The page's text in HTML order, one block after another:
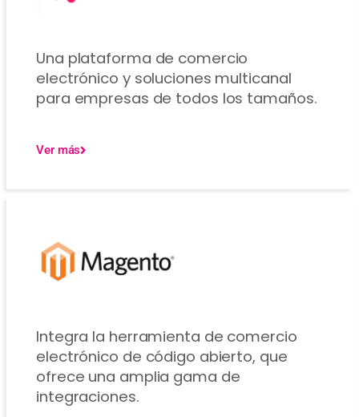
Una plataforma de comercio
electrónico y soluciones multicanal
para empresas de todos los tamaños.
Ver más
Integra la herramienta de comercio
electrónico de código abierto, que
ofrece una amplia gama de
integraciones.